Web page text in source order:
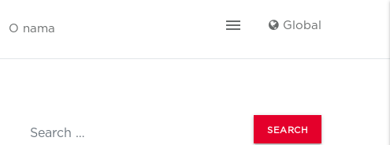
O nama menu Global